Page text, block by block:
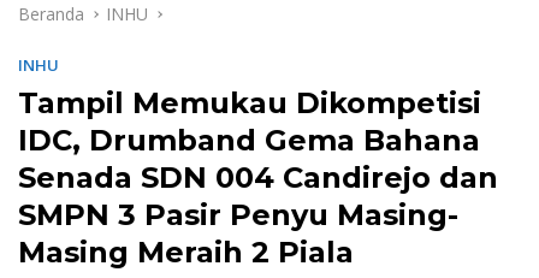
Beranda INHU
INHU
Tampil Memukau Dikompetisi
IDC, Drumband Gema Bahana
Senada SDN 004 Candirejo dan
SMPN 3 Pasir Penyu Masing-
Masing Meraih 2 Piala